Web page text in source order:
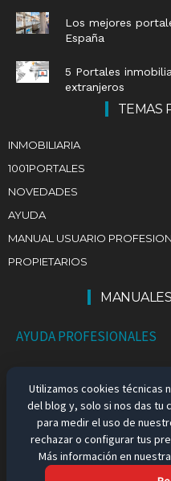
Los mejores
España
5 Portales
extranjeros
TEMAS
INMOBILIARIA
1001PORTALES
NOVEDADES
AYUDA
MANUAL USUARIO
PROPIETARIOS
AYUDA PROFESIONALES
EMPLEO EN ESPAÑA
Utilizamos cookies técnicas
del blog y, solo si nos das tu
para medir el uso de
rechazar o configurar tus
Más información en